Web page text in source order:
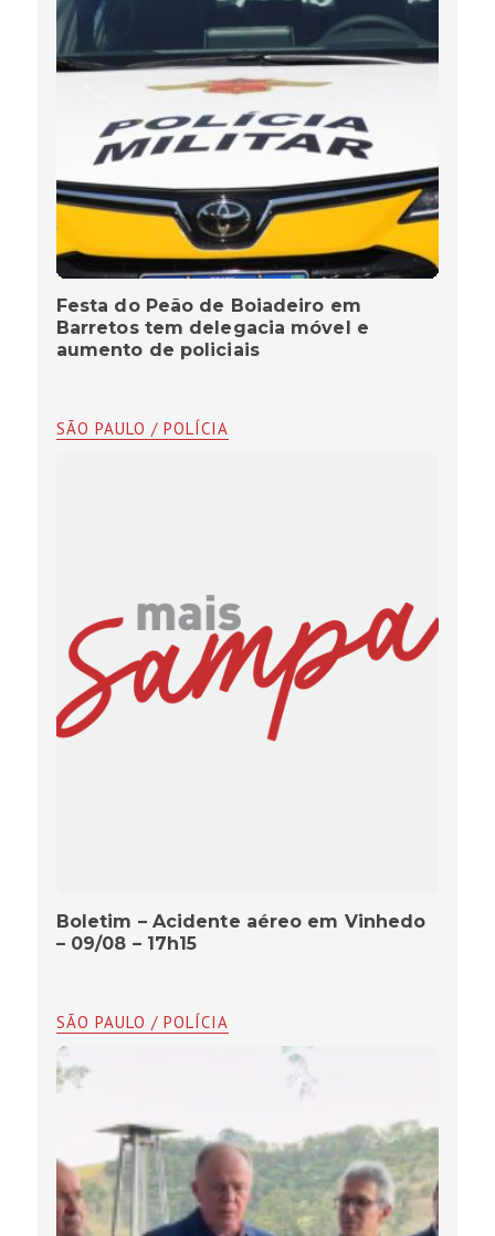
Festa do Peão de Boiadeiro em
Barretos tem delegacia móvel e
aumento de policiais
SÃO PAULO / POLÍCIA
Boletim – Acidente aéreo em Vinhedo
– 09/08 – 17h15
SÃO PAULO / POLÍCIA